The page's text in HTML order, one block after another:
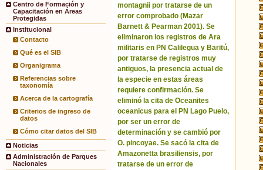
Centro de Formación y
Capacitación en Áreas
Protegidas
Institucional
Contacto
Qué es el SIB
Organigrama
Referencias sobre
taxonomía
Acerca de la cartografía
Criterios de ingreso de
datos
Cómo citar datos del SIB
Noticias
Administración de Parques
Nacionales
montagnii por tratarse de un
error comprobado (Mazar
Barnett & Pearman 2001). Se
eliminaron los registros de Ara
militaris en PN Calilegua y Baritú,
por tratarse de registros muy
antiguos, la presencia actual de
la especie en estas áreas
requiere confirmación. Se
eliminó la cita de Oceanites
oceanicus para el PN Lago Puelo,
por ser un error de
determinación y se cambió por
O. pincoyae. Se sacó la cita de
Amazonetta brasiliensis, por
tratarse de un error de